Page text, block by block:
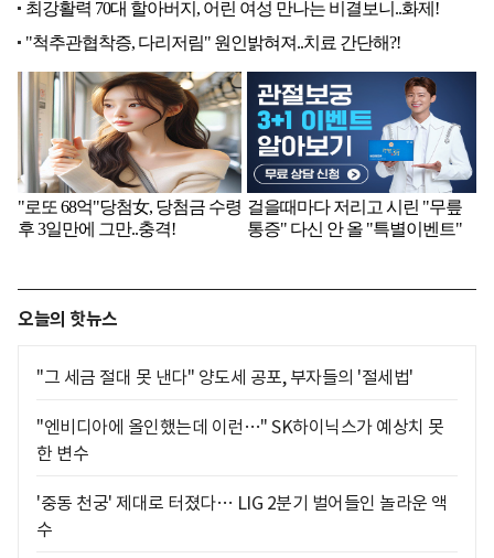
오늘의 핫뉴스
"그 세금 절대 못 낸다" 양도세 공포, 부자들의 '절세법'
"엔비디아에 올인했는데 이런…" SK하이닉스가 예상치 못
한 변수
'중동 천궁' 제대로 터졌다… LIG 2분기 벌어들인 놀라운 액
수